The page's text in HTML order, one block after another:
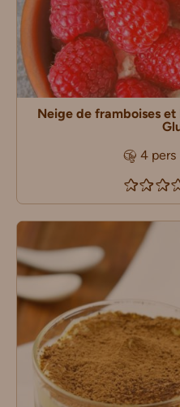
Neige de framboises et
4 pers